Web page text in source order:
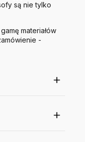
są nie tylko
materiałów
-